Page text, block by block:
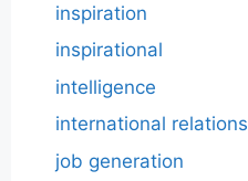
inspiration
inspirational
intelligence
international relations
job generation